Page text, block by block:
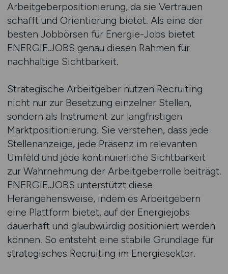
Arbeitgeberpositionierung, da sie Vertrauen
schafft und Orientierung bietet. Als eine der
besten Jobbörsen für Energie-Jobs bietet
ENERGIE.JOBS genau diesen Rahmen für
nachhaltige Sichtbarkeit.
Strategische Arbeitgeber nutzen Recruiting
nicht nur zur Besetzung einzelner Stellen,
sondern als Instrument zur langfristigen
Marktpositionierung. Sie verstehen, dass jede
Stellenanzeige, jede Präsenz im relevanten
Umfeld und jede kontinuierliche Sichtbarkeit
zur Wahrnehmung der Arbeitgeberrolle beiträgt.
ENERGIE.JOBS unterstützt diese
Herangehensweise, indem es Arbeitgebern
eine Plattform bietet, auf der Energiejobs
dauerhaft und glaubwürdig positioniert werden
können. So entsteht eine stabile Grundlage für
strategisches Recruiting im Energiesektor.